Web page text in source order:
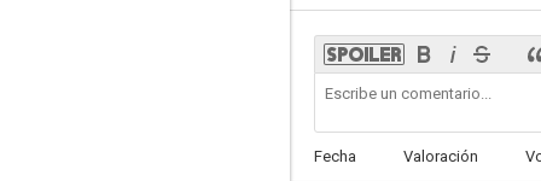
Fecha Valoración